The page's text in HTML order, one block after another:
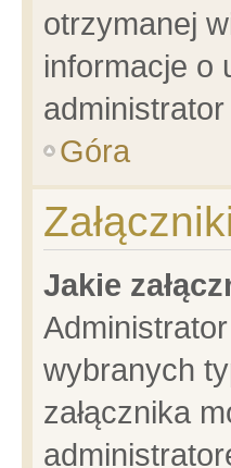
otrzymanej
informacje o
administrator
Góra
Załączniki
Jakie
wybranych
załącznika